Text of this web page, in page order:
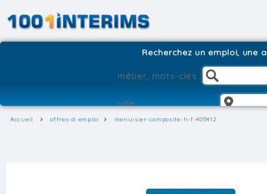
Recherchez un emploi, une
Accueil offres-d-emploi menuisier-composite-h-f-405412